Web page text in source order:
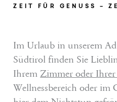
ZEIT FÜR GENUSS –
Im Urlaub in unserem
Südtirol finden Sie
IhremZimmer oder
Wellnessbereich oder im